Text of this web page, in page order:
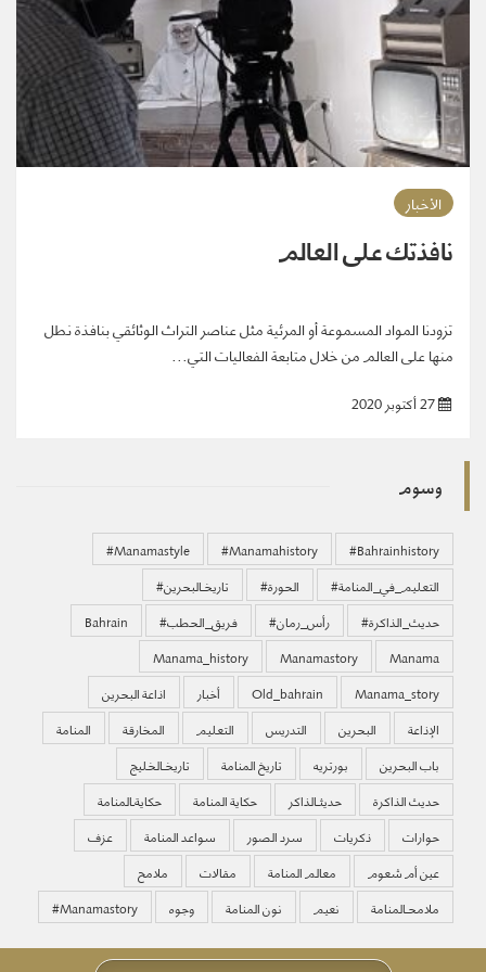
الأخبار
نافذتك على العالم
تزودنا المواد المسموعة أو المرئية مثل عناصر التراث الوثائقي بنافذة نطل
منها على العالم من خلال متابعة الفعاليات التي...
وسوم
#bahrainhistory
#manamahistory
#manamastyle
#التعليم_في_المنامة
#الحورة
#تاريخـالبحرين
#حديث_الذاكرة
#رأس_رمان #فريق_الحطب
Bahrain
Manama
Manamastory
Manama_history
Manama_story
Old_bahrain أخبار
اذاعة البحرين
الإذاعة
البحرين التدريس التعليم المخارقة
المنامة
باب البحرين
بورتريه تاريخ المنامة
تاريخـالخليج
حديث الذاكرة
حديثـالذاكر حكاية المنامة
حكايةـالمنامة
حوارات
ذكريات سرد الصور سواعد المنامة
عزف
عين أم شعوم
معالم المنامة مقالات
ملامح
ملامحـالمنامة
نعيم نون المنامة وجوه ‏#manamastory